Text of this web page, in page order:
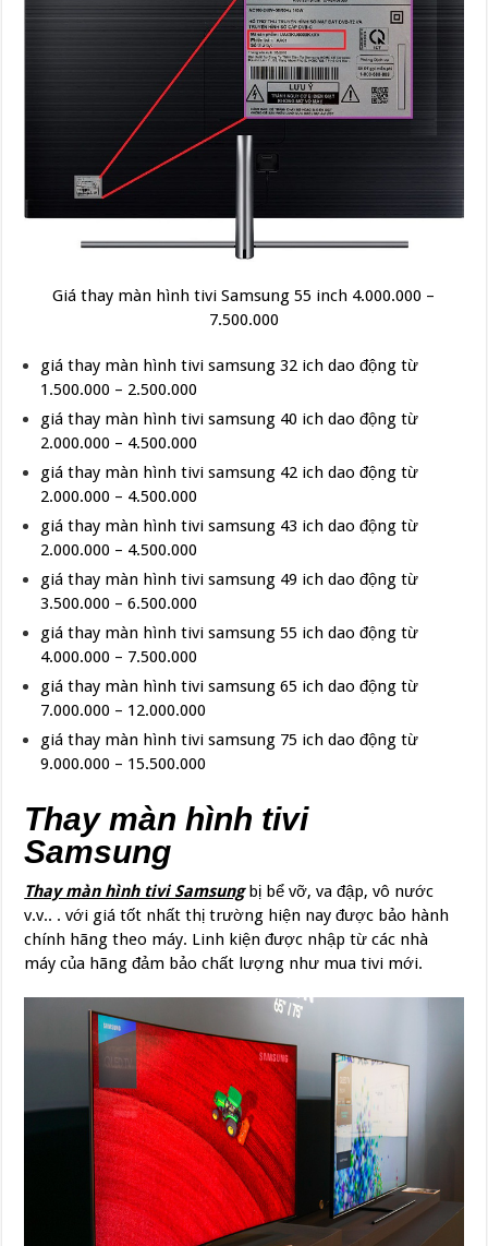
Giá thay màn hình tivi Samsung 55 inch 4.000.000 –
7.500.000
giá thay màn hình tivi samsung 32 ich dao động từ
1.500.000 – 2.500.000
giá thay màn hình tivi samsung 40 ich dao động từ
2.000.000 – 4.500.000
giá thay màn hình tivi samsung 42 ich dao động từ
2.000.000 – 4.500.000
giá thay màn hình tivi samsung 43 ich dao động từ
2.000.000 – 4.500.000
giá thay màn hình tivi samsung 49 ich dao động từ
3.500.000 – 6.500.000
giá thay màn hình tivi samsung 55 ich dao động từ
4.000.000 – 7.500.000
giá thay màn hình tivi samsung 65 ich dao động từ
7.000.000 – 12.000.000
giá thay màn hình tivi samsung 75 ich dao động từ
9.000.000 – 15.500.000
Thay màn hình tivi
Samsung
Thay màn hình tivi Samsungbị bể vỡ, va đập, vô nước
v.v.. . với giá tốt nhất thị trường hiện nay được bảo hành
chính hãng theo máy. Linh kiện được nhập từ các nhà
máy của hãng đảm bảo chất lượng như mua tivi mới.